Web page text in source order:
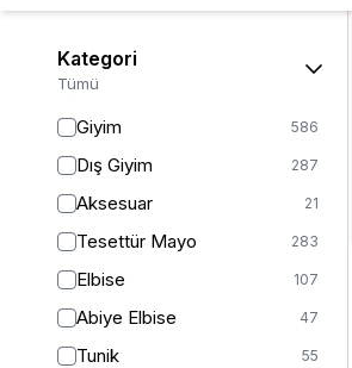
Kategori
Tümü
Giyim 586
Dış Giyim 287
Aksesuar 21
Tesettür Mayo 283
Elbise 107
Abiye Elbise 47
Tunik 55